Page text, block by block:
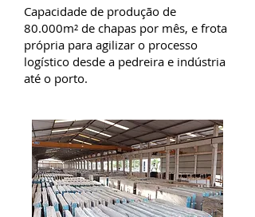
Capacidade de produção de
80.000m² de chapas por mês, e frota
própria para agilizar o processo
logístico desde a pedreira e indústria
até o porto.